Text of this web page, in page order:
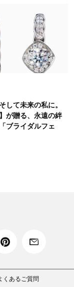
40代に！ラクだけ
運動会にちょう
」〈UNIQLO3
して未来の私に。
が贈る、永遠の絆
ブライダルフェ
くあるご質問